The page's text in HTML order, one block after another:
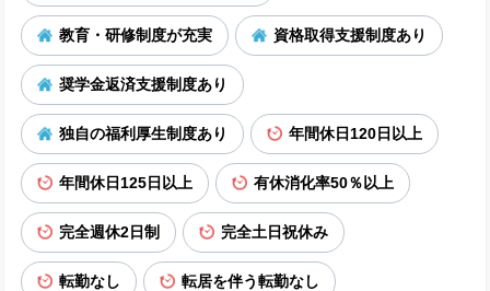
教育・研修制度が充実 資格取得支援制度あり
奨学金返済支援制度あり
独自の福利厚生制度あり 年間休日120日以上
年間休日125日以上 有休消化率50％以上
完全週休2日制 完全土日祝休み
転勤なし 転居を伴う転勤なし